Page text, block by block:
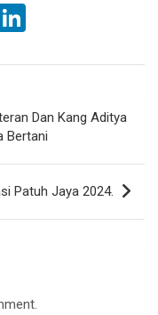
ke
dI
n
Dan Kang Aditya
Bertani
Patuh Jaya 2024.